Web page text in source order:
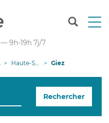
T
n
g
— 9h-19h 7j/7
Haute-Savoie Giez
Rechercher